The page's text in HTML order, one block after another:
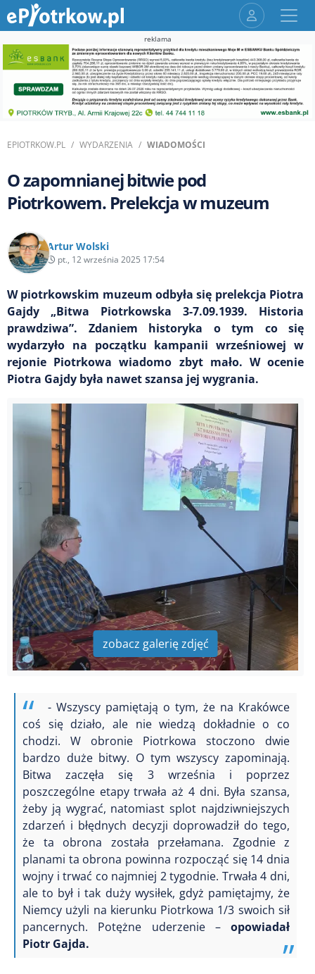
reklama
EPIOTRKOW.PL WYDARZENIA WIADOMOŚCI
O zapomnianej bitwie pod
Piotrkowem. Prelekcja w muzeum
Artur Wolski
pt., 12 września 2025 17:54
W piotrkowskim muzeum odbyła się prelekcja Piotra
Gajdy „Bitwa Piotrkowska 3-7.09.1939. Historia
prawdziwa”. Zdaniem historyka o tym co się
wydarzyło na początku kampanii wrześniowej w
rejonie Piotrkowa wiadomo zbyt mało. W ocenie
Piotra Gajdy była nawet szansa jej wygrania.
zobacz galerię zdjęć
- Wszyscy pamiętają o tym, że na Krakówce
coś się działo, ale nie wiedzą dokładnie o co
chodzi. W obronie Piotrkowa stoczono dwie
bardzo duże bitwy. O tym wszyscy zapominają.
Bitwa zaczęła się 3 września i poprzez
poszczególne etapy trwała aż 4 dni. Była szansa,
żeby ją wygrać, natomiast splot najdziwniejszych
zdarzeń i błędnych decyzji doprowadził do tego,
że ta obrona została przełamana. Zgodnie z
planami ta obrona powinna rozpocząć się 14 dnia
wojny i trwać co najmniej 2 tygodnie. Trwała 4 dni,
ale to był i tak duży wysiłek, gdyż pamiętajmy, że
Niemcy użyli na kierunku Piotrkowa 1/3 swoich sił
pancernych. Potężne uderzenie – opowiadał
Piotr Gajda.